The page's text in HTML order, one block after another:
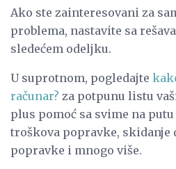
Ako ste zainteresovani za
problema, nastavite sa
sledećem odeljku.
U suprotnom, pogledajte
računar? za potpunu listu
plus pomoć sa svime na
troškova popravke, skidanje
popravke i mnogo više.